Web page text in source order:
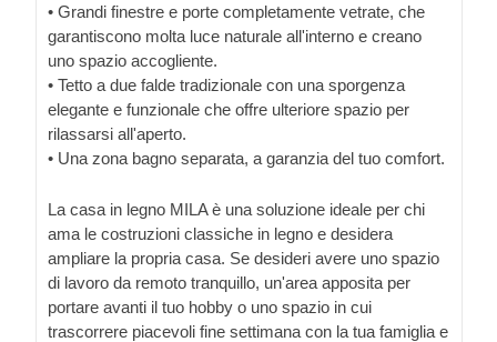
• Grandi finestre e porte completamente vetrate, che
garantiscono molta luce naturale all'interno e creano
uno spazio accogliente.
• Tetto a due falde tradizionale con una sporgenza
elegante e funzionale che offre ulteriore spazio per
rilassarsi all'aperto.
• Una zona bagno separata, a garanzia del tuo comfort.
La casa in legno MILA è una soluzione ideale per chi
ama le costruzioni classiche in legno e desidera
ampliare la propria casa. Se desideri avere uno spazio
di lavoro da remoto tranquillo, un'area apposita per
portare avanti il tuo hobby o uno spazio in cui
trascorrere piacevoli fine settimana con la tua famiglia e